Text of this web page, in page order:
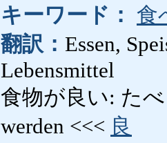
キーワード：
食
翻訳： Essen,
Lebensmittel
食物が良い: た
werden <<< 良